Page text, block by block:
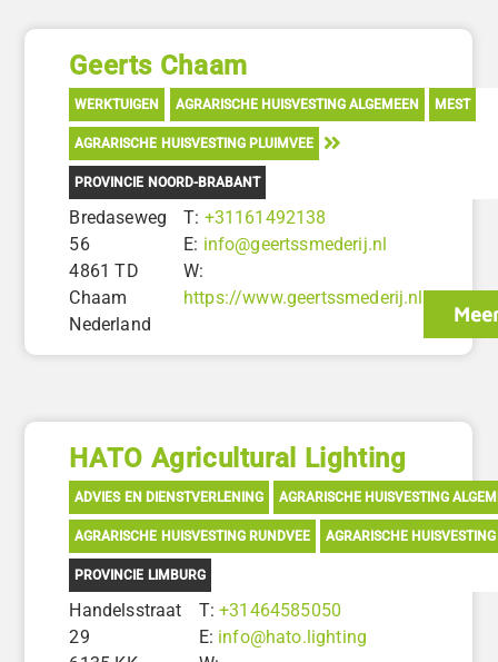
Geerts Chaam
WERKTUIGEN AGRARISCHE HUISVESTING ALGEMEEN MEST
AGRARISCHE HUISVESTING PLUIMVEE
PROVINCIE NOORD-BRABANT
Bredaseweg
56
4861 TD
Chaam
Nederland
T: +31161492138
E: info@geertssmederij.nl
W:
https://www.geertssmederij.nl
HATO Agricultural Lighting
ADVIES EN DIENSTVERLENING AGRARISCHE HUISVESTING
AGRARISCHE HUISVESTING RUNDVEE AGRARISCHE
PROVINCIE LIMBURG
Handelsstraat
29
T:+31464585050
E: info@hato.lighting